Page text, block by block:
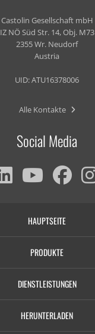
Castolin Gesellschaft mbH
IZ NÖ Süd Str. 14, Obj. M73
2355 Wr. Neudorf
Austria
UID: ATU16378006
Alle Kontakte
Social Media
HAUPTSEITE
PRODUKTE
DIENSTLEISTUNGEN
HERUNTERLADEN